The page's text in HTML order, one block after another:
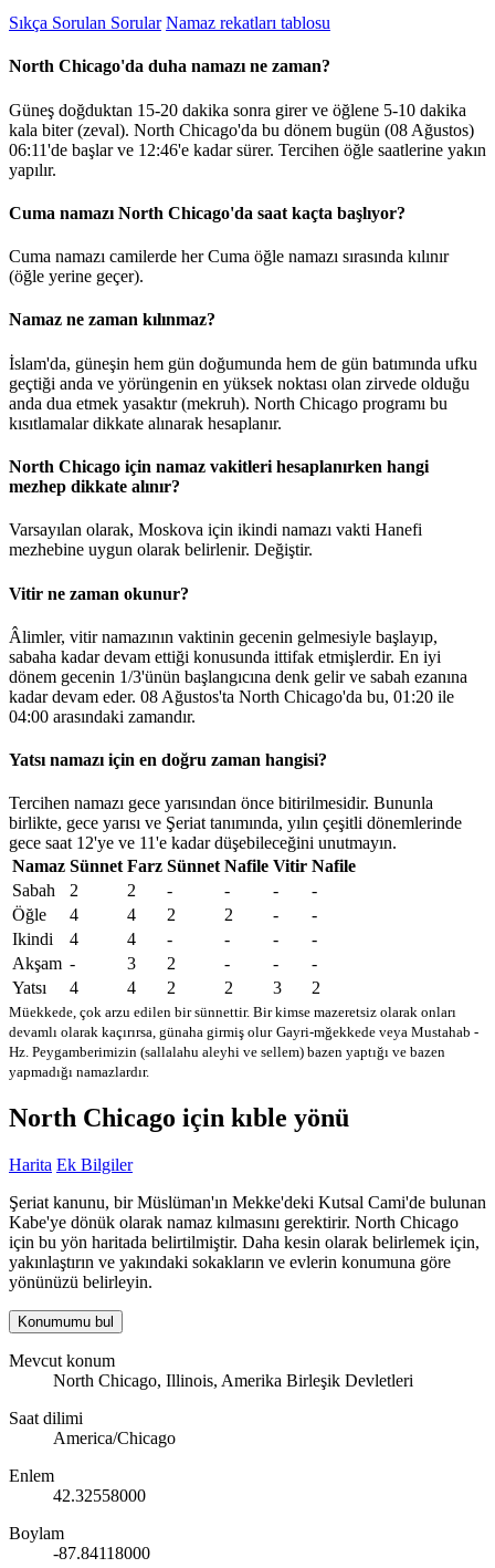
Sıkça Sorulan Sorular Namaz rekatları tablosu
North Chicago'da duha namazı ne zaman?
Güneş doğduktan 15-20 dakika sonra girer ve öğlene 5-10 dakika
kala biter (zeval). North Chicago'da bu dönem bugün (08 Ağustos)
06:11'de başlar ve 12:46'e kadar sürer. Tercihen öğle saatlerine yakın
yapılır.
Cuma namazı North Chicago'da saat kaçta başlıyor?
Cuma namazı camilerde her Cuma öğle namazı sırasında kılınır
(öğle yerine geçer).
Namaz ne zaman kılınmaz?
İslam'da, güneşin hem gün doğumunda hem de gün batımında ufku
geçtiği anda ve yörüngenin en yüksek noktası olan zirvede olduğu
anda dua etmek yasaktır (mekruh). North Chicago programı bu
kısıtlamalar dikkate alınarak hesaplanır.
North Chicago için namaz vakitleri hesaplanırken hangi
mezhep dikkate alınır?
Varsayılan olarak, Moskova için ikindi namazı vakti Hanefi
mezhebine uygun olarak belirlenir. Değiştir.
Vitir ne zaman okunur?
Âlimler, vitir namazının vaktinin gecenin gelmesiyle başlayıp,
sabaha kadar devam ettiği konusunda ittifak etmişlerdir. En iyi
dönem gecenin 1/3'ünün başlangıcına denk gelir ve sabah ezanına
kadar devam eder. 08 Ağustos'ta North Chicago'da bu, 01:20 ile
04:00 arasındaki zamandır.
Yatsı namazı için en doğru zaman hangisi?
Tercihen namazı gece yarısından önce bitirilmesidir. Bununla
birlikte, gece yarısı ve Şeriat tanımında, yılın çeşitli dönemlerinde
gece saat 12'ye ve 11'e kadar düşebileceğini unutmayın.
Namaz Sünnet Farz Sünnet Nafile Vitir Nafile
Sabah
2 2 - - -
-
Öğle
4 4 2 2 -
-
Ikindi
4 4 - - -
-
Akşam - 3 2 - -
-
Yatsı
4 4 2 2 3 2
Müekkede, çok arzu edilen bir sünnettir. Bir kimse mazeretsiz olarak onları
devamlı olarak kaçırırsa, günaha girmiş olur Gayri-mğekkede veya Mustahab -
Hz. Peygamberimizin (sallalahu aleyhi ve sellem) bazen yaptığı ve bazen
yapmadığı namazlardır.
North Chicago için kıble yönü
Harita Ek Bilgiler
Şeriat kanunu, bir Müslüman'ın Mekke'deki Kutsal Cami'de bulunan
Kabe'ye dönük olarak namaz kılmasını gerektirir. North Chicago
için bu yön haritada belirtilmiştir. Daha kesin olarak belirlemek için,
yakınlaştırın ve yakındaki sokakların ve evlerin konumuna göre
yönünüzü belirleyin.
Konumumu bul
Mevcut konum
North Chicago, Illinois, Amerika Birleşik Devletleri
Saat dilimi
America/Chicago
Enlem
42.32558000
Boylam
-87.84118000